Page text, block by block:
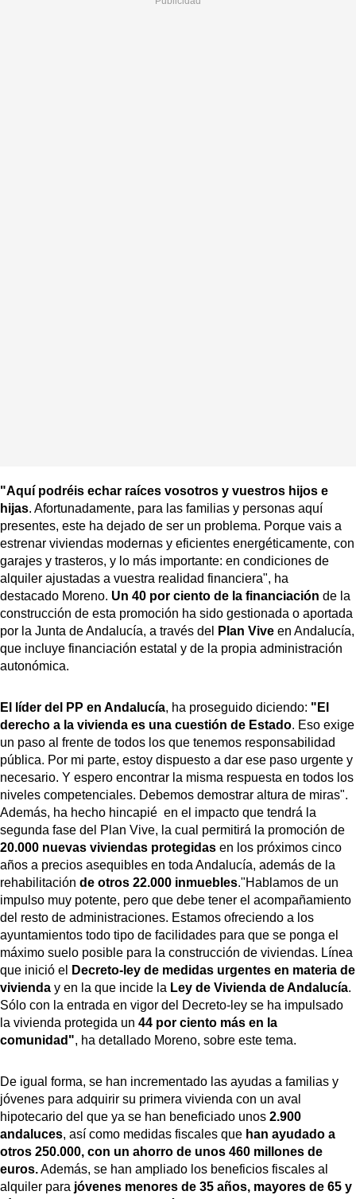
"Aquí podréis echar raíces vosotros y vuestros hijos e
hijas. Afortunadamente, para las familias y personas aquí
presentes, este ha dejado de ser un problema. Porque vais a
estrenar viviendas modernas y eficientes energéticamente, con
garajes y trasteros, y lo más importante: en condiciones de
alquiler ajustadas a vuestra realidad financiera", ha
destacado Moreno. Un 40 por ciento de la financiación de la
construcción de esta promoción ha sido gestionada o aportada
por la Junta de Andalucía, a través del
Plan Vive en Andalucía,
que incluye financiación estatal y de la propia administración
autonómica.
El líder del PP en Andalucía, ha proseguido diciendo: "El
derecho a la vivienda es una cuestión de Estado. Eso exige
un paso al frente de todos los que tenemos responsabilidad
pública. Por mi parte, estoy dispuesto a dar ese paso urgente y
necesario. Y espero encontrar la misma respuesta en todos los
niveles competenciales. Debemos demostrar altura de miras".
Además, ha hecho hincapié en el impacto que tendrá la
segunda fase del Plan Vive, la cual permitirá la promoción de
20.000 nuevas viviendas protegidas en los próximos cinco
años a precios asequibles en toda Andalucía, además de la
rehabilitación de otros 22.000 inmuebles."Hablamos de un
impulso muy potente, pero que debe tener el acompañamiento
del resto de administraciones. Estamos ofreciendo a los
ayuntamientos todo tipo de facilidades para que se ponga el
máximo suelo posible para la construcción de viviendas. Línea
que inició el
Decreto-ley de medidas urgentes en materia de
vivienda y en la que incide la Ley de Vivienda de Andalucía.
Sólo con la entrada en vigor del Decreto-ley se ha impulsado
la vivienda protegida un 44 por ciento más en la
comunidad", ha detallado Moreno, sobre este tema.
De igual forma, se han incrementado las ayudas a familias y
jóvenes para adquirir su primera vivienda con un aval
hipotecario del que ya se han beneficiado unos 2.900
andaluces, así como medidas fiscales que han ayudado a
otros 250.000, con un ahorro de unos 460 millones de
euros.Además, se han ampliado los beneficios fiscales al
alquiler para jóvenes menores de 35 años, mayores de 65 y